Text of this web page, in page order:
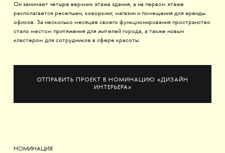
Он занимает четыре верхних этажа здания, а на первом этаже
располагается ресепшен, коворкинг, магазин и помещения для аренды
офисов. За несколько месяцев своего функционирования пространство
стало местом притяжения для жителей города, а также новым
кластером для сотрудников в сфере красоты.
ОТПРАВИТЬ ПРОЕКТ В НОМИНАЦИЮ «ДИЗАЙН
ИНТЕРЬЕРА»
НОМИНАЦИЯ